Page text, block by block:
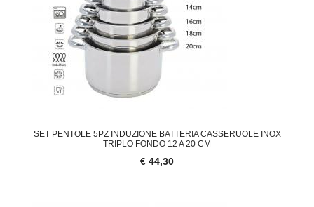
SET PENTOLE 5PZ INDUZIONE BATTERIA CASSERUOLE INOX
TRIPLO FONDO 12 A 20 CM
€ 44,30